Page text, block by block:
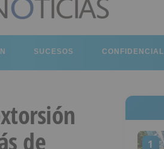
SUCESOS CONFIDENCIAL
de
1